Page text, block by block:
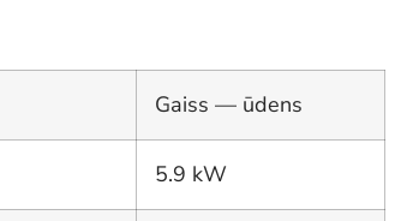
Gaiss — ūdens
5.9 kW